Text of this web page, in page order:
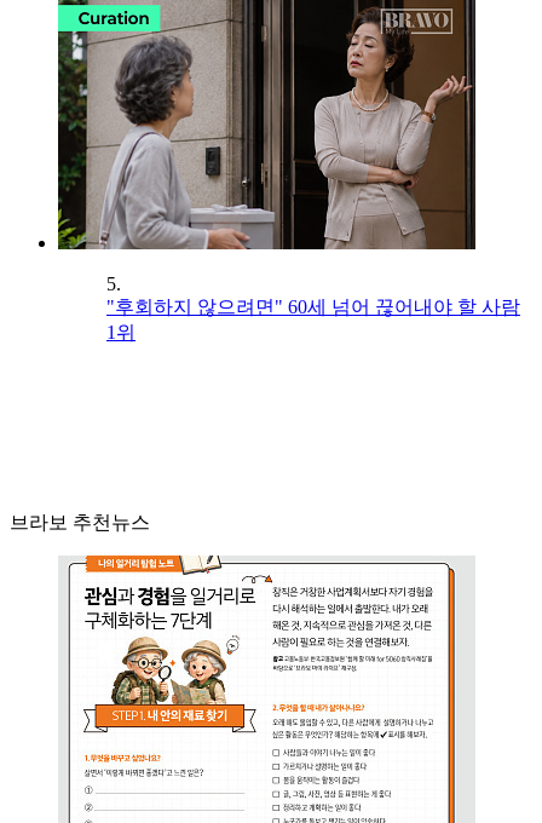
5.
"후회하지 않으려면" 60세 넘어 끊어내야 할 사람
1위
브라보 추천뉴스